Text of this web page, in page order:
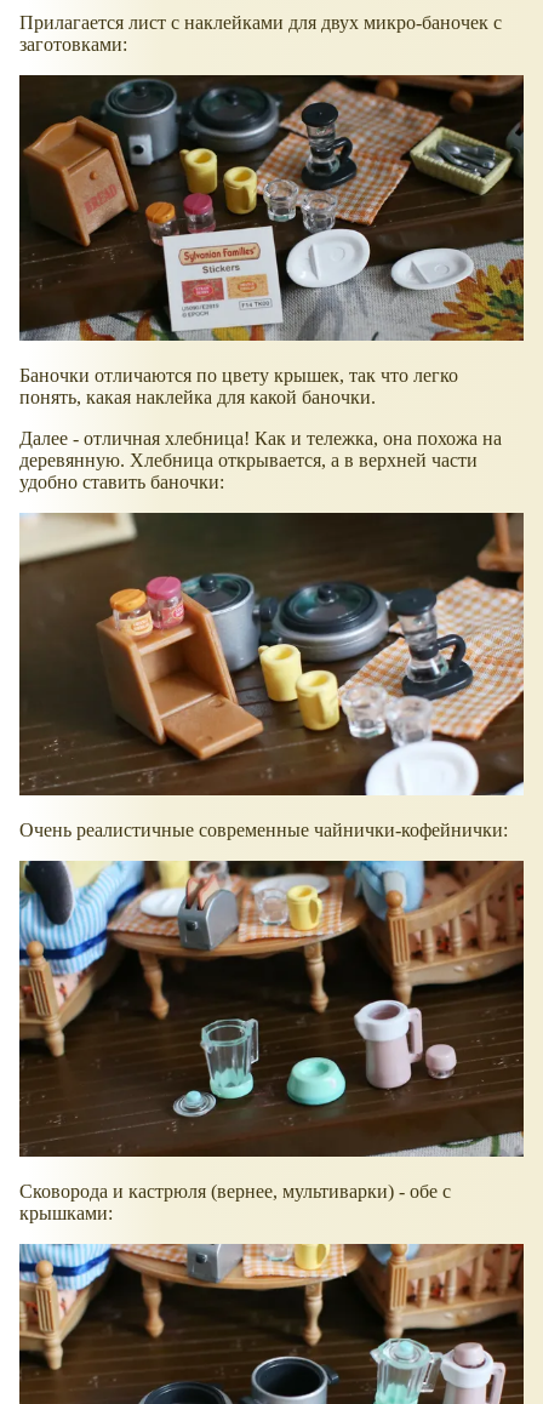
Прилагается лист с наклейками для двух микро-баночек с
заготовками:
Баночки отличаются по цвету крышек, так что легко
понять, какая наклейка для какой баночки.
Далее - отличная хлебница! Как и тележка, она похожа на
деревянную. Хлебница открывается, а в верхней части
удобно ставить баночки:
Очень реалистичные современные чайнички-кофейнички:
Сковорода и кастрюля (вернее, мультиварки) - обе с
крышками: